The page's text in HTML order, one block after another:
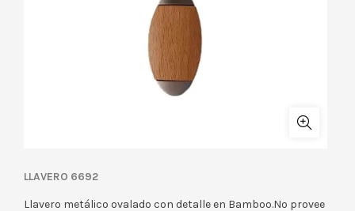
LLAVERO 6692
Llavero metálico ovalado con detalle en Bamboo.No provee